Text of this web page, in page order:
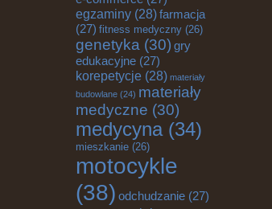
egzaminy (28)farmacja
(27) fitness medyczny (26)
genetyka (30) gry
edukacyjne (27)
korepetycje (28) materiały
budowlane (24) materiały
medyczne (30)
medycyna(34)
mieszkanie (26)
motocykle
(38) odchudzanie (27)